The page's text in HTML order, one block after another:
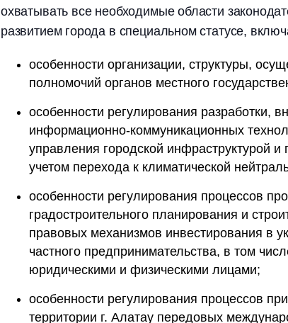
охватывать все необходимые области
развитием города в специальном статусе,
особенности организации, структуры,
полномочий органов местного
особенности регулирования разработки,
информационно-коммуникационных
управления городской инфраструктурой и
учетом перехода к климатической
особенности регулирования процессов
градостроительного планирования и
правовых механизмов инвестирования в
частного предпринимательства, в том
юридическими и физическими лицами;
особенности регулирования процессов
территории г. Алатау передовых